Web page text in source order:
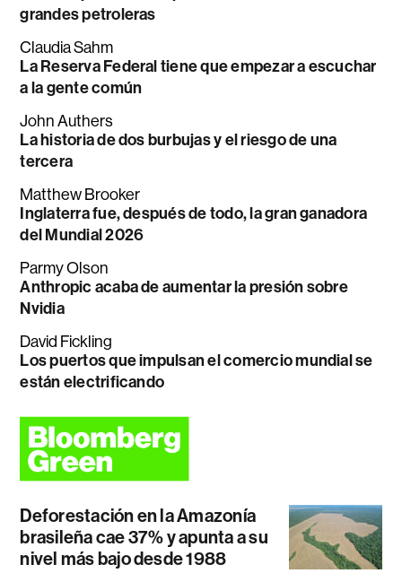
grandes petroleras
Claudia Sahm
La Reserva Federal tiene que empezar a escuchar
a la gente común
John Authers
La historia de dos burbujas y el riesgo de una
tercera
Matthew Brooker
Inglaterra fue, después de todo, la gran ganadora
del Mundial 2026
Parmy Olson
Anthropic acaba de aumentar la presión sobre
Nvidia
David Fickling
Los puertos que impulsan el comercio mundial se
están electrificando
Deforestación en la Amazonía
brasileña cae 37% y apunta a su
nivel más bajo desde 1988